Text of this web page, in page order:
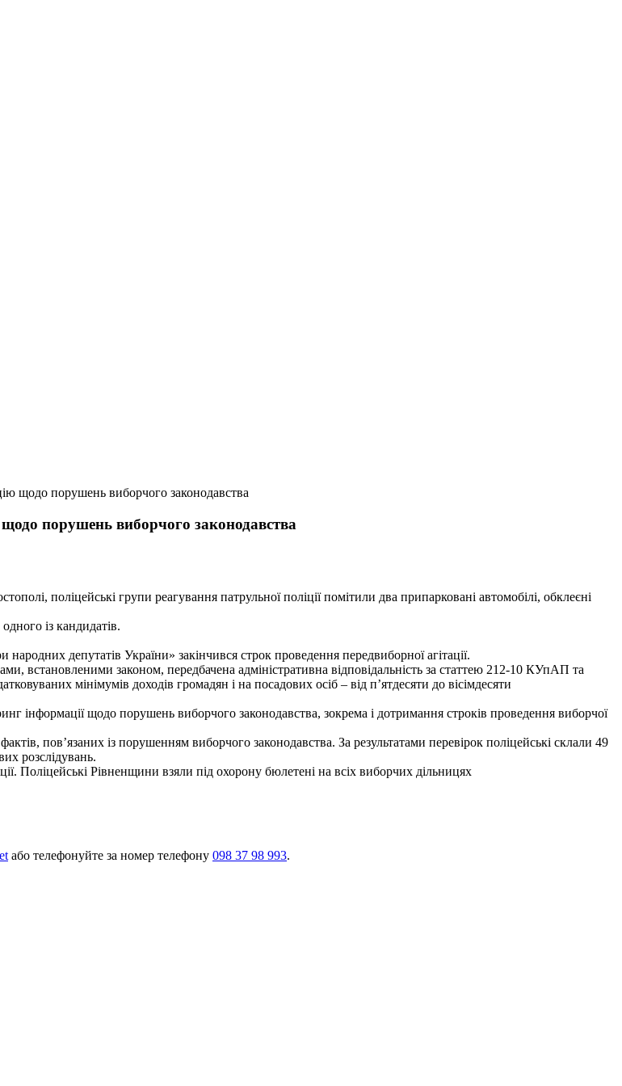
щодо порушень виборчого законодавства
порушень виборчого законодавства
поліцейські групи реагування патрульної поліції помітили два припарковані автомобілі, обклеєні
із кандидатів.
депутатів України» закінчився строк проведення передвиборної агітації.
встановленими законом, передбачена адміністративна відповідальність за статтею 212-10 КУпАП та
мінімумів доходів громадян і на посадових осіб – від п’ятдесяти до вісімдесяти
інформації щодо порушень виборчого законодавства, зокрема і дотримання строків проведення виборчої
пов’язаних із порушенням виборчого законодавства. За результатами перевірок поліцейські склали 49
розслідувань.
Поліцейські Рівненщини взяли під охорону бюлетені на всіх виборчих дільницях
або телефонуйте за номер телефону 098 37 98 993.